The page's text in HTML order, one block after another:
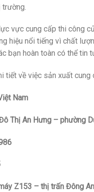
vực cung cấp thi công
hiệu nổi tiếng vì chất
bạn hoàn toàn có thể tin
tiết về việc sản xuất
Nam
Thị An Hưng – phường
Z153 – thị trấn Đông